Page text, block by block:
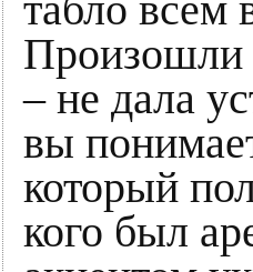
табло всем
Произошли
– не дала
вы
который
кого был